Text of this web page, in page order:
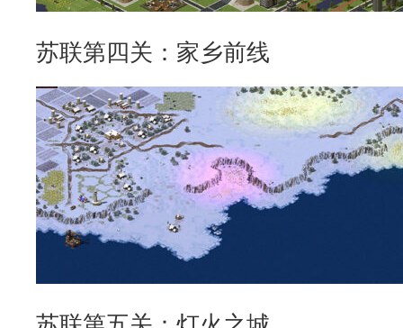
苏联第四关：家乡前线